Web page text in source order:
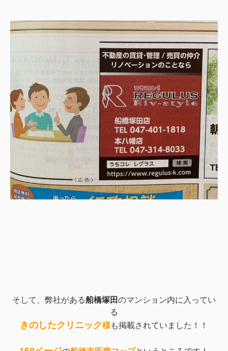
そして、弊社がある船橋塚田のマンション内に入ってい
る
きのしたクリニック様も掲載されていました！！